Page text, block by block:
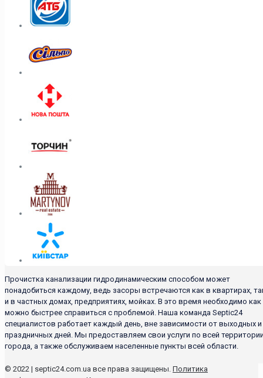
Прочистка канализации гидродинамическим способом может
понадобиться каждому, ведь засоры встречаются как в квартирах,
и в частных домах, предприятиях, мойках. В это время необходимо как
можно быстрее справиться с проблемой. Наша команда Septic24
специалистов работает каждый день, вне зависимости от выходных и
праздничных дней. Мы предоставляем свои услуги по всей
города, а также обслуживаем населенные пункты всей области.
© 2022 | septic24.com.ua все права защищены. Политика